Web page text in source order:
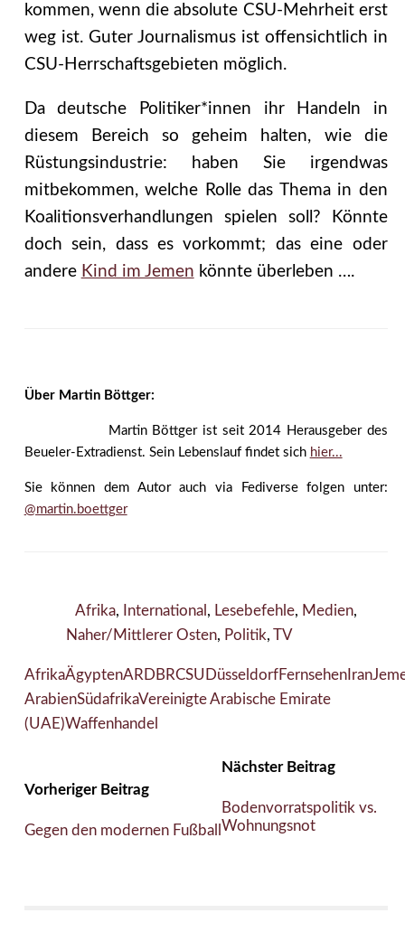
kommen, wenn die absolute CSU-Mehrheit erst
weg ist. Guter Journalismus ist offensichtlich in
CSU-Herrschaftsgebieten möglich.
Da deutsche Politiker*innen ihr Handeln in
diesem Bereich so geheim halten, wie die
Rüstungsindustrie: haben Sie irgendwas
mitbekommen, welche Rolle das Thema in den
Koalitionsverhandlungen spielen soll? Könnte
doch sein, dass es vorkommt; das eine oder
andere Kind im Jemen könnte überleben ….
Über Martin Böttger:
Martin Böttger ist seit 2014 Herausgeber des
Beueler-Extradienst. Sein Lebenslauf findet sich hier...
Sie können dem Autor auch via Fediverse folgen unter:
@martin.boettger
Afrika, International , Lesebefehle, Medien,
Naher/Mittlerer Osten, Politik, TV
AfrikaÄgyptenARD BRCSU DüsseldorfFernsehenIran
ArabienSüdafrikaVereinigte Arabische Emirate
(UAE)Waffenhandel
Vorheriger Beitrag
Gegen den modernen Fußball
Nächster Beitrag
Bodenvorratspolitik vs.
Wohnungsnot